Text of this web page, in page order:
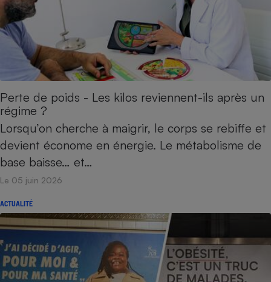
Perte de poids - Les kilos reviennent-ils après un
régime ?
Lorsqu’on cherche à maigrir, le corps se rebiffe et
devient économe en énergie. Le métabolisme de
base baisse… et…
Le 05 juin 2026
ACTUALITÉ